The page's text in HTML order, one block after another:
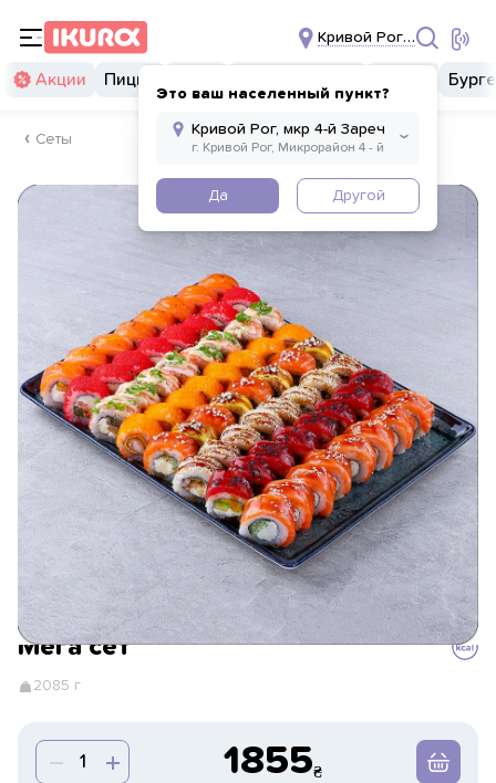
Кривой Рог, мкр 4-й
Это ваш населенный пункт?
Да Другой
Акции Пицца
Сеты
Мега сет
2085 г
1855